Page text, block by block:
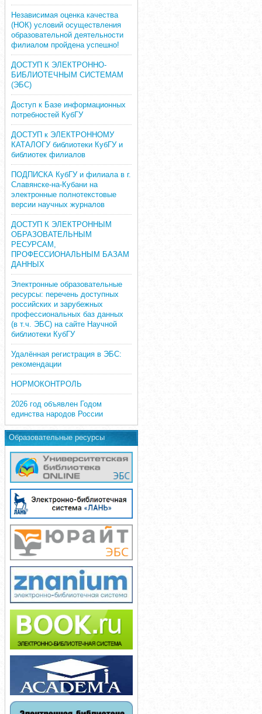
Независимая оценка качества
(НОК) условий осуществления
образовательной деятельности
филиалом пройдена успешно!
ДОСТУП К ЭЛЕКТРОННО-
БИБЛИОТЕЧНЫМ СИСТЕМАМ
(ЭБС)
Доступ к Базе информационных
потребностей КубГУ
ДОСТУП к ЭЛЕКТРОННОМУ
КАТАЛОГУ библиотеки КубГУ и
библиотек филиалов
ПОДПИСКА КубГУ и филиала в г.
Славянске-на-Кубани на
электронные полнотекстовые
версии научных журналов
ДОСТУП К ЭЛЕКТРОННЫМ
ОБРАЗОВАТЕЛЬНЫМ
РЕСУРСАМ,
ПРОФЕССИОНАЛЬНЫМ БАЗАМ
ДАННЫХ
Электронные образовательные
ресурсы: перечень доступных
российских и зарубежных
профессиональных баз данных
(в т.ч. ЭБС) на сайте Научной
библиотеки КубГУ
Удалённая регистрация в ЭБС:
рекомендации
НОРМОКОНТРОЛЬ
2026 год объявлен Годом
единства народов России
Образовательные ресурсы